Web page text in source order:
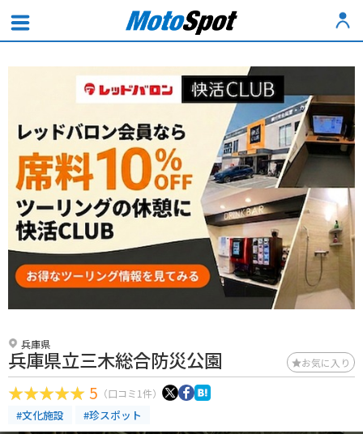
兵庫県
兵庫県立三木総合防災公園 お気に入り
5 （口コミ1件）
#文化施設 #珍スポット